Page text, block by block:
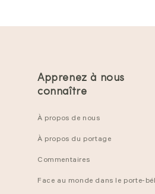
Apprenez à nous
connaître
À propos de nous
À propos du portage
Commentaires
Face au monde dans le porte-